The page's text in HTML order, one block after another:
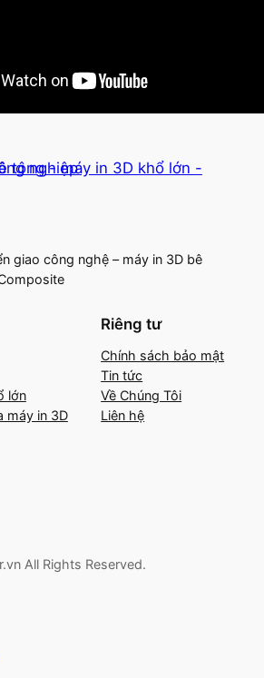
giao công nghệ – máy in 3D bê
lớn
máy in 3D
Riêng tư
Chính sách bảo mật
Tin tức
Về Chúng Tôi
Liên hệ
All Rights Reserved.